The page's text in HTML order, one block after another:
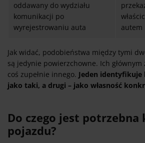
oddawany do wydziału
komunikacji po
wyrejestrowaniu auta
autem
Jak widać, podobieństwa między tymi
są jedynie powierzchowne. Ich głównym
coś zupełnie innego. Jeden identyfikuje
jako taki, a drugi – jako własność
Do czego jest potrzebna
pojazdu?